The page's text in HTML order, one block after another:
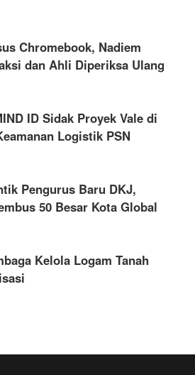
Chromebook, Nadiem
dan Ahli Diperiksa Ulang
ID Sidak Proyek Vale di
Logistik PSN
Pengurus Baru DKJ,
50 Besar Kota Global
Kelola Logam Tanah